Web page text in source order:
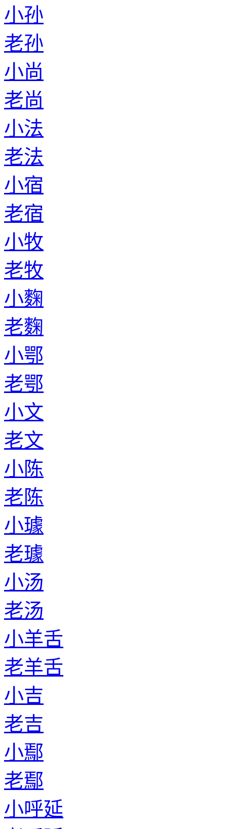
老麴
小鄂
老鄂
小文
老文
小陈
老陈
小璩
老璩
小汤
老汤
小羊舌
老羊舌
小吉
老吉
小鄢
老鄢
小呼延
老呼延
小牛
老牛
小柯
老柯
小郦
老郦
小蒲
老蒲
小岑
老岑